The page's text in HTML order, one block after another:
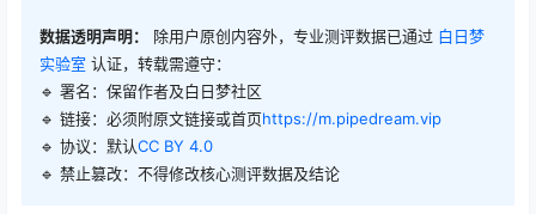
数据透明声明： 除用户原创内容外，专业测评数据已通过 白日梦
实验室 认证，转载需遵守：
🔹 署名：保留作者及白日梦社区
🔹 链接：必须附原文链接或首页https://m.pipedream.vip
🔹 协议：默认CC BY 4.0
🔹 禁止篡改：不得修改核心测评数据及结论